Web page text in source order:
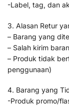
-Label, tag, dan
3. Alasan Retur
– Barang yang
– Salah kirim
– Produk tidak
penggunaan)
4. Barang yang
-Produk promo/